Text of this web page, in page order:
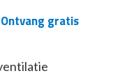
Ontvang gratis